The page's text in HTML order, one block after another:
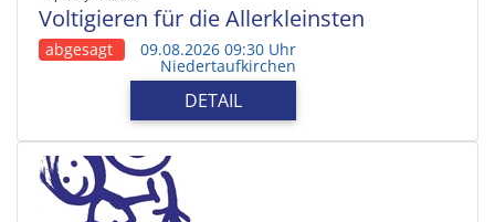
Voltigieren für die Allerkleinsten
abgesagt 09.08.2026 09:30 Uhr
Niedertaufkirchen
DETAIL